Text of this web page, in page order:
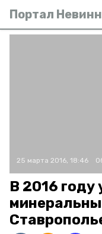
Портал
25 марта 2016, 18:46
В 2016 году